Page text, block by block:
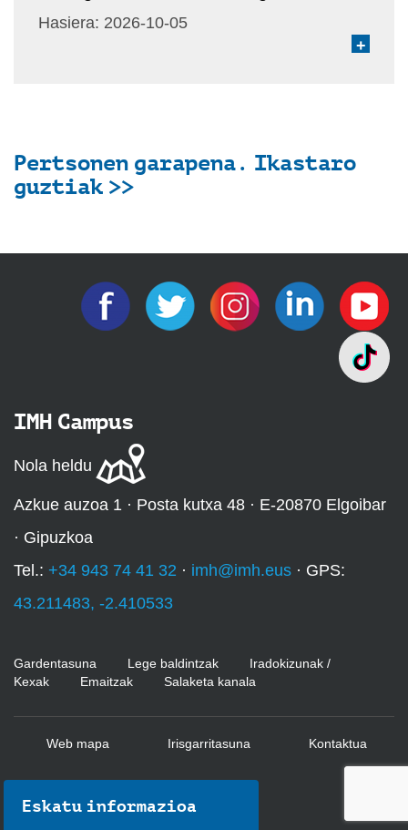
Hasiera: 2026-10-05
+
Pertsonen garapena. Ikastaro
guztiak >>
Eskatu informazioa
IMH Campus
Nola heldu
Azkue auzoa 1 · Posta kutxa 48 · E-20870 Elgoibar
· Gipuzkoa
Tel.: +34 943 74 41 32 · imh@imh.eus · GPS:
43.211483, -2.410533
Gardentasuna Lege baldintzak
Iradokizunak /
Kexak
Emaitzak Salaketa kanala
Web mapa Irisgarritasuna Kontaktua